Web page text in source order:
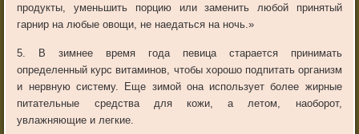
продукты, уменьшить порцию или заменить любой принятый
гарнир на любые овощи, не наедаться на ночь.»
5. В зимнее время года певица старается принимать
определенный курс витаминов, чтобы хорошо подпитать организм
и нервную систему. Еще зимой она использует более жирные
питательные средства для кожи, а летом, наоборот,
увлажняющие и легкие.